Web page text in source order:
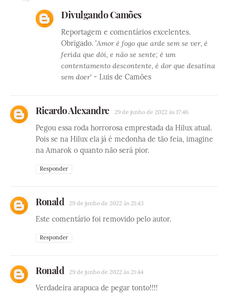
Divulgando Camões
Reportagem e comentários excelentes.
Obrigado. 'Amor é fogo que arde sem se ver, é
ferida que dói, e não se sente; é um
contentamento descontente, é dor que desatina
sem doer' - Luis de Camões
Ricardo Alexandre 29 de junho de 2022 às 17:46
Pegou essa roda horrorosa emprestada da Hilux atual.
Pois se na Hilux ela já é medonha de tão feia, imagine
na Amarok o quanto não será pior.
Responder
Ronald 29 de junho de 2022 às 21:43
Este comentário foi removido pelo autor.
Responder
Ronald 29 de junho de 2022 às 21:44
Verdadeira arapuca de pegar tonto!!!!